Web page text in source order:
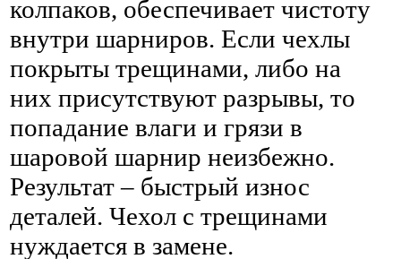
колпаков, обеспечивает чистоту
внутри шарниров. Если чехлы
покрыты трещинами, либо на
них присутствуют разрывы, то
попадание влаги и грязи в
шаровой шарнир неизбежно.
Результат – быстрый износ
деталей. Чехол с трещинами
нуждается в замене.